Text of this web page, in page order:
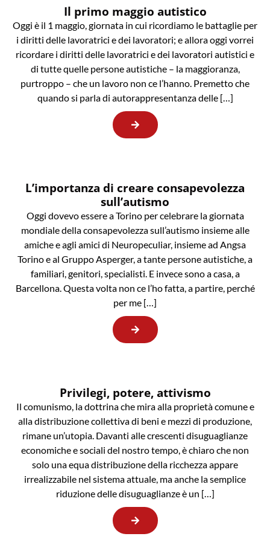
Il primo maggio autistico
Oggi è il 1 maggio, giornata in cui ricordiamo le battaglie per
i diritti delle lavoratrici e dei lavoratori; e allora oggi vorrei
ricordare i diritti delle lavoratrici e dei lavoratori autistici e
di tutte quelle persone autistiche – la maggioranza,
purtroppo – che un lavoro non ce l’hanno. Premetto che
quando si parla di autorappresentanza delle […]
L’importanza di creare consapevolezza
sull’autismo
Oggi dovevo essere a Torino per celebrare la giornata
mondiale della consapevolezza sull’autismo insieme alle
amiche e agli amici di Neuropeculiar, insieme ad Angsa
Torino e al Gruppo Asperger, a tante persone autistiche, a
familiari, genitori, specialisti. E invece sono a casa, a
Barcellona. Questa volta non ce l’ho fatta, a partire, perché
per me […]
Privilegi, potere, attivismo
Il comunismo, la dottrina che mira alla proprietà comune e
alla distribuzione collettiva di beni e mezzi di produzione,
rimane un’utopia. Davanti alle crescenti disuguaglianze
economiche e sociali del nostro tempo, è chiaro che non
solo una equa distribuzione della ricchezza appare
irrealizzabile nel sistema attuale, ma anche la semplice
riduzione delle disuguaglianze è un […]